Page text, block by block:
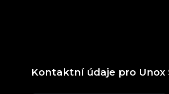
Kontaktní údaje pro Unox